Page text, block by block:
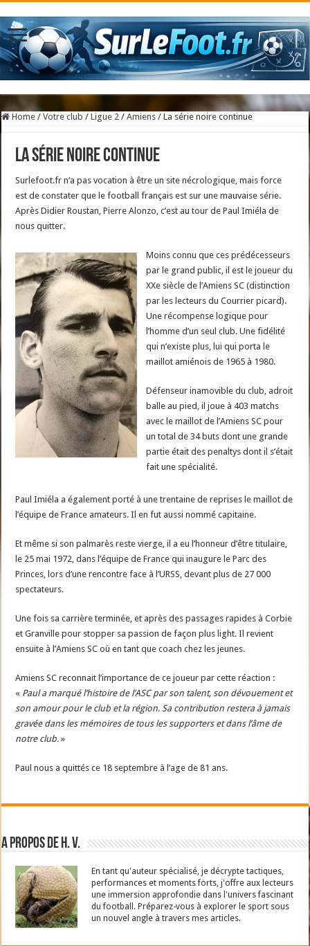
Home / Votre club / Ligue 2 / Amiens / La série noire continue
La série noire continue
Surlefoot.fr n’a pas vocation à être un site nécrologique, mais force
est de constater que le football français est sur une mauvaise série.
Après Didier Roustan, Pierre Alonzo, c’est au tour de Paul Imiéla de
nous quitter.
Moins connu que ces prédécesseurs
par le grand public, il est le joueur du
XXe siècle de l’Amiens SC (distinction
par les lecteurs du Courrier picard).
Une récompense logique pour
l’homme d’un seul club. Une fidélité
qui n’existe plus, lui qui porta le
maillot amiénois de 1965 à 1980.
Défenseur inamovible du club, adroit
balle au pied, il joue à 403 matchs
avec le maillot de l’Amiens SC pour
un total de 34 buts dont une grande
partie était des penaltys dont il s’était
fait une spécialité.
Paul Imiéla a également porté à une trentaine de reprises le maillot de
l’équipe de France amateurs. Il en fut aussi nommé capitaine.
Et même si son palmarès reste vierge, il a eu l’honneur d’être titulaire,
le 25 mai 1972, dans l’équipe de France qui inaugure le Parc des
Princes, lors d’une rencontre face à l’URSS, devant plus de 27 000
spectateurs.
Une fois sa carrière terminée, et après des passages rapides à Corbie
et Granville pour stopper sa passion de façon plus light. Il revient
ensuite à l’Amiens SC où en tant que coach chez les jeunes.
Amiens SC reconnait l’importance de ce joueur par cette réaction :
« Paul a marqué l’histoire de l’ASC par son talent, son dévouement et
son amour pour le club et la région.Sa contribution restera à jamais
gravée dans les mémoires de tous les supporters et dans l’âme de
notre club. »
Paul nous a quittés ce 18 septembre à l’age de 81 ans.
A propos de H. V.
En tant qu'auteur spécialisé, je décrypte tactiques,
performances et moments forts, j'offre aux lecteurs
une immersion approfondie dans l'univers fascinant
du football. Préparez-vous à explorer le sport sous
un nouvel angle à travers mes articles.